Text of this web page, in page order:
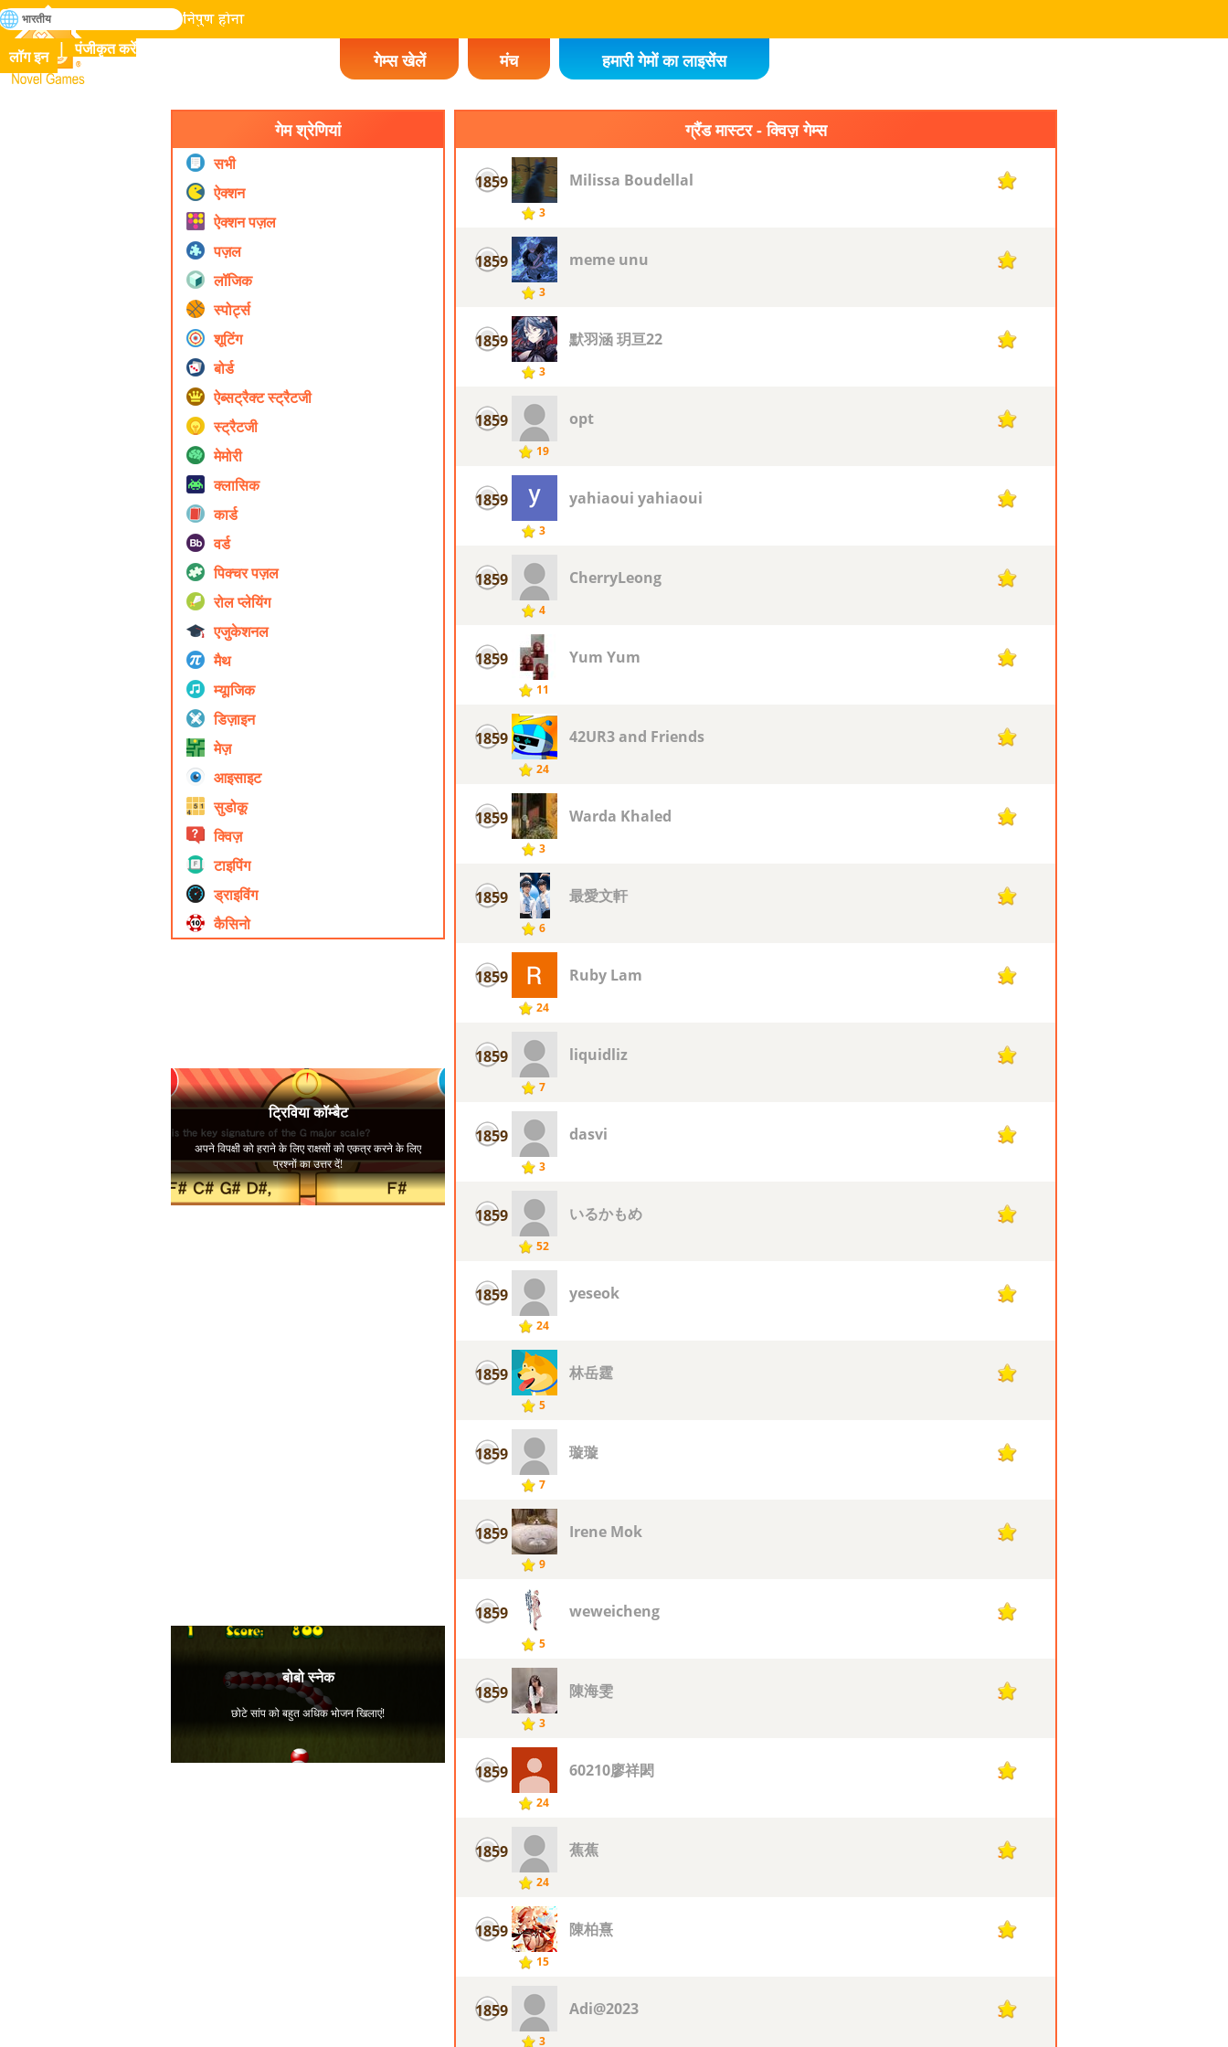
Novel Games
मानव इतिहास में सभी गेम में निपुण होना
खोजे
गेम्स खेलें मंच हमारी गेमों का लाइसेंस
लॉग इन पंजीकृत करें
भारतीय
गेम श्रेणियां
सभी
ऐक्शन
ऐक्शन पज़ल
पज़ल
लॉजिक
स्पोर्ट्स
शूटिंग
बोर्ड
ऐब्सट्रैक्ट स्ट्रैटजी
स्ट्रैटजी
मेमोरी
क्लासिक
कार्ड
वर्ड
पिक्चर पज़ल
रोल प्ले‍यिंग
एजुकेशनल
मैथ
म्यूाजिक
डिज़ाइन
मेज़
आइसाइट
सुडोकू
क्विज़
टाइपिंग
ड्राइविंग
कैसिनो
ग्रैंड मास्टर - क्विज़ गेम्स
1859
3
Milissa Boudellal 3
1859
3
meme unu 3
1859
3
默羽涵 玥亘22 3
1859
19
opt 3
1859
3
yahiaoui yahiaoui 3
1859
4
CherryLeong 3
1859
11
Yum Yum 3
1859
24
42UR3 and Friends 3
1859
3
Warda Khaled 3
1859
6
最愛文軒 3
1859
24
Ruby Lam 3
1859
7
liquidliz 3
1859
3
dasvi 3
1859
52
いるかもめ 3
1859
24
yeseok 3
1859
5
林岳霆 3
1859
7
璇璇 3
1859
9
Irene Mok 3
1859
5
weweicheng 3
1859
3
陳海雯 3
1859
24
60210廖祥閎 3
1859
24
蕉蕉 3
1859
15
陳柏熹 3
1859
3
Adi@2023 3